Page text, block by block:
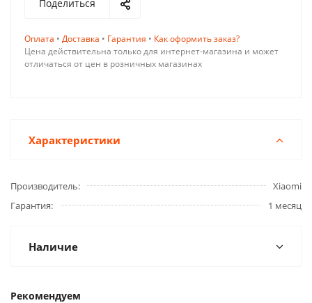
Поделиться
Оплата • Доставка • Гарантия • Как оформить заказ?
Цена действительна только для интернет-магазина и может
отличаться от цен в розничных магазинах
Характеристики
Производитель
Xiaomi
Гарантия
1 месяц
Наличие
Рекомендуем